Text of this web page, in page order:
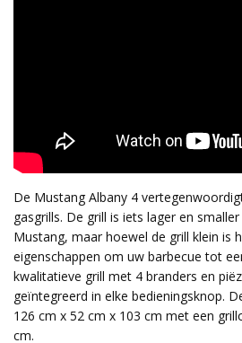
De Mustang Albany 4
gasgrills. De grill is iets lager en
Mustang, maar hoewel de grill klein is
eigenschappen om uw barbecue tot
kwalitatieve grill met 4 branders en
geïntegreerd in elke bedieningsknop.
126 cm x 52 cm x 103 cm met een
cm.